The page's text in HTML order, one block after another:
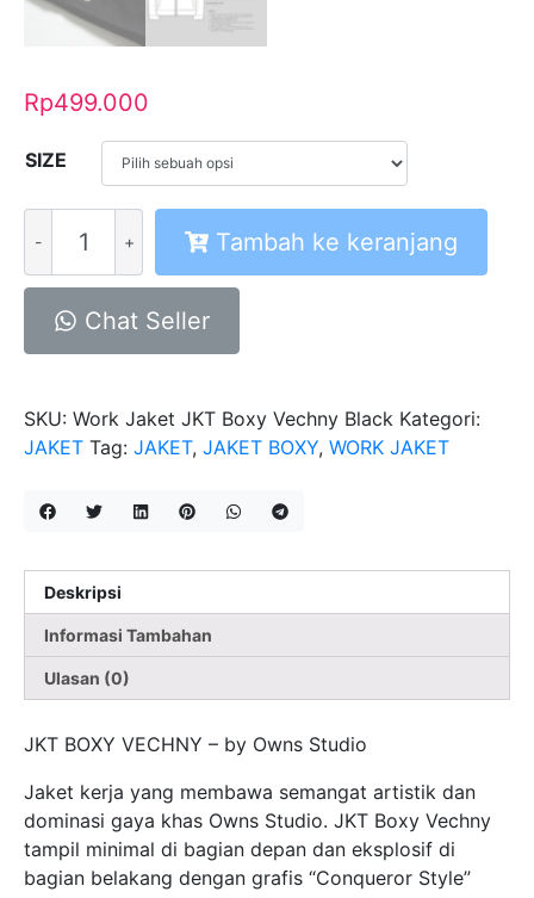
Rp499.000
SIZE
Work
Jaket
Boxy
Tambah ke keranjang
Chat Seller
SKU: Work Jaket JKT Boxy Vechny Black Kategori:
JAKET Tag: JAKET, JAKET BOXY, WORK JAKET
Deskripsi
Informasi Tambahan
Ulasan (0)
JKT BOXY VECHNY – by Owns Studio
Jaket kerja yang membawa semangat artistik dan
dominasi gaya khas Owns Studio. JKT Boxy Vechny
tampil minimal di bagian depan dan eksplosif di
bagian belakang dengan grafis “Conqueror Style”